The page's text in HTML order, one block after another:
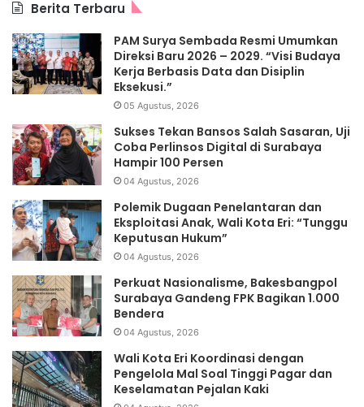
Berita Terbaru
PAM Surya Sembada Resmi Umumkan
Direksi Baru 2026 – 2029. “Visi Budaya
Kerja Berbasis Data dan Disiplin
Eksekusi.”
05 Agustus, 2026
Sukses Tekan Bansos Salah Sasaran, Uji
Coba Perlinsos Digital di Surabaya
Hampir 100 Persen
04 Agustus, 2026
Polemik Dugaan Penelantaran dan
Eksploitasi Anak, Wali Kota Eri: “Tunggu
Keputusan Hukum”
04 Agustus, 2026
Perkuat Nasionalisme, Bakesbangpol
Surabaya Gandeng FPK Bagikan 1.000
Bendera
04 Agustus, 2026
Wali Kota Eri Koordinasi dengan
Pengelola Mal Soal Tinggi Pagar dan
Keselamatan Pejalan Kaki